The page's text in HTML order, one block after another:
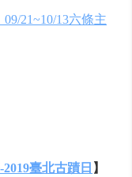
21~10/13六條主
臺北古蹟日 】